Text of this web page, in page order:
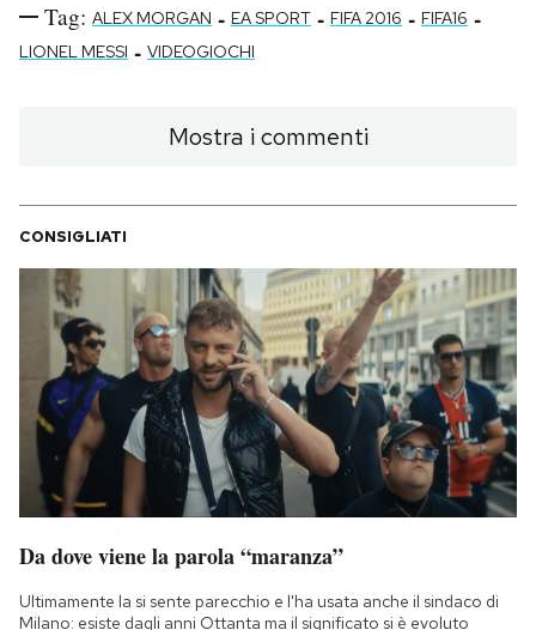
Tag: ALEX MORGAN - EA SPORT - FIFA 2016 - FIFA16 -
LIONEL MESSI - VIDEOGIOCHI
Mostra i commenti
CONSIGLIATI
Da dove viene la parola “maranza”
Ultimamente la si sente parecchio e l'ha usata anche il sindaco di
Milano: esiste dagli anni Ottanta ma il significato si è evoluto